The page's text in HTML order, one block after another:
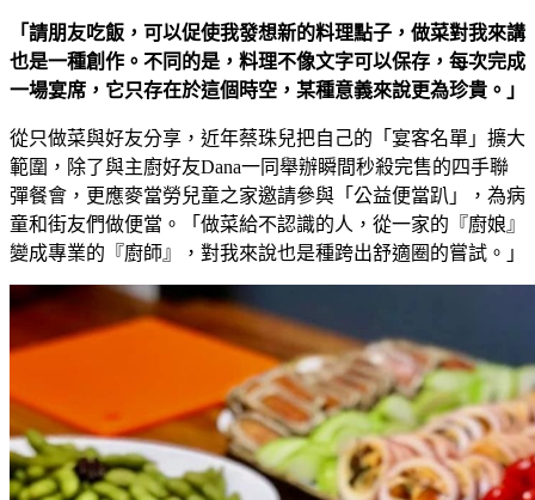
「請朋友吃飯，可以促使我發想新的料理點子，做菜對我來講
也是一種創作。不同的是，料理不像文字可以保存，每次完成
一場宴席，它只存在於這個時空，某種意義來說更為珍貴。」
從只做菜與好友分享，近年蔡珠兒把自己的「宴客名單」擴大
範圍，除了與主廚好友Dana一同舉辦瞬間秒殺完售的四手聯
彈餐會，更應麥當勞兒童之家邀請參與「公益便當趴」，為病
童和街友們做便當。「做菜給不認識的人，從一家的『廚娘』
變成專業的『廚師』，對我來說也是種跨出舒適圈的嘗試。」